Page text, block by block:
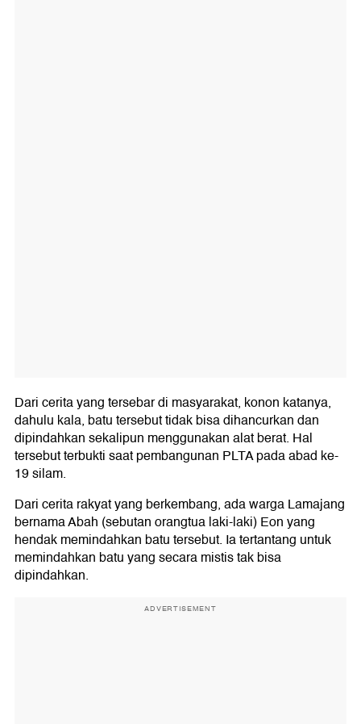
Dari cerita yang tersebar di masyarakat, konon katanya,
dahulu kala, batu tersebut tidak bisa dihancurkan dan
dipindahkan sekalipun menggunakan alat berat. Hal
tersebut terbukti saat pembangunan PLTA pada abad ke-
19 silam.
Dari cerita rakyat yang berkembang, ada warga Lamajang
bernama Abah (sebutan orangtua laki-laki) Eon yang
hendak memindahkan batu tersebut. Ia tertantang untuk
memindahkan batu yang secara mistis tak bisa
dipindahkan.
ADVERTISEMENT